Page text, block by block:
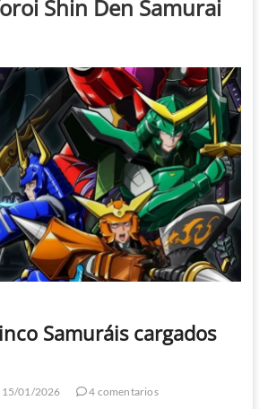
Shin Den Samurai
Samuráis cargados
15/01/2026
4 comentarios